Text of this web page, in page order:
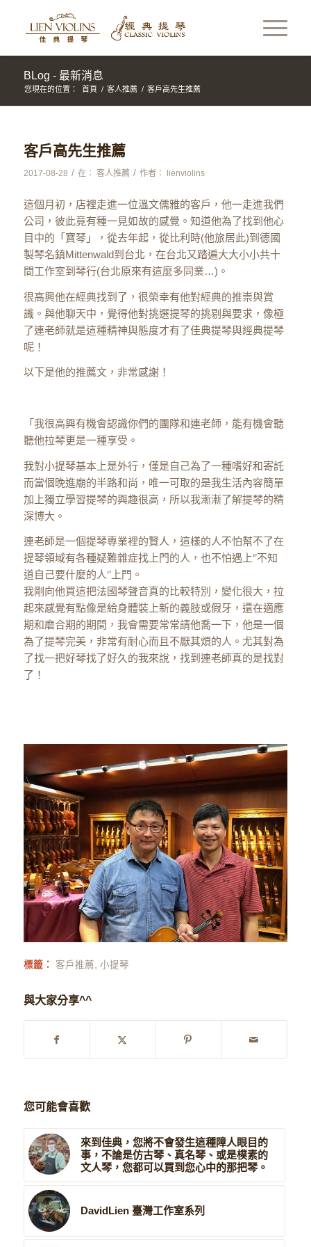
BLog - 最新消息
您現在的位置： 首頁 / 客人推薦 / 客戶高先生推薦
客戶高先生推薦
2017-08-28 / 在： 客人推薦 / 作者： lienviolins
這個月初，店裡走進一位溫文儒雅的客戶，他一走進我們
公司，彼此竟有種一見如故的感覺。知道他為了找到他心
目中的「寶琴」，從去年起，從比利時(他旅居此)到德國
製琴名鎮Mittenwald到台北，在台北又踏遍大大小小共十
間工作室到琴行(台北原來有這麼多同業…)。
很高興他在經典找到了，很榮幸有他對經典的推崇與賞
識。與他聊天中，覺得他對挑選提琴的挑剔與要求，像極
了連老師就是這種精神與態度才有了佳典提琴與經典提琴
呢！
以下是他的推薦文，非常感謝！
「我很高興有機會認識你們的團隊和連老師，能有機會聽
聽他拉琴更是一種享受。
我對小提琴基本上是外行，僅是自己為了一種嗜好和寄託
而當個晚進廟的半路和尚，唯一可取的是我生活內容簡單
加上獨立學習提琴的興趣很高，所以我漸漸了解提琴的精
深博大。
連老師是一個提琴專業裡的賢人，這樣的人不怕幫不了在
提琴領域有各種疑難雜症找上門的人，也不怕遇上‘’不知
道自己要什麼的人‘’上門。
我剛向他買這把法國琴聲音真的比較特別，變化很大，拉
起來感覺有點像是給身體裝上新的義肢或假牙，還在適應
期和磨合期的期間，我會需要常常請他喬一下，他是一個
為了提琴完美，非常有耐心而且不厭其煩的人。尤其對為
了找一把好琴找了好久的我來說，找到連老師真的是找對
了！
標籤： 客戶推薦 小提琴
與大家分享^^
您可能會喜歡
來到佳典，您將不會發生這種障人眼目的
事，不論是仿古琴、真名琴、或是樸素的
文人琴，您都可以買到您心中的那把琴。
DavidLien 臺灣工作室系列